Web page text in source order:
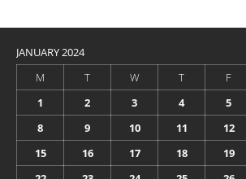
JANUARY 2024
M
T W T F
1
2 3 4 5
8
9 10 11 12
15
16 17 18 19